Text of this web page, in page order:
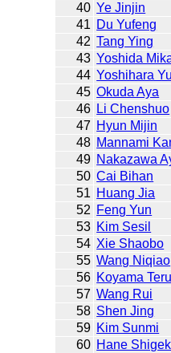
40 Ye Jinjin
41 Du Yufeng
42 Tang Ying
43 Yoshida
44 Yoshihara
45 Okuda Aya
46 Li Chenshuo
47 Hyun Mijin
48 Mannami
49 Nakazawa
50 Cai Bihan
51 Huang Jia
52 Feng Yun
53 Kim Sesil
54 Xie Shaobo
55 Wang Niqiao
56 Koyama
57 Wang Rui
58 Shen Jing
59 Kim Sunmi
60 Hane